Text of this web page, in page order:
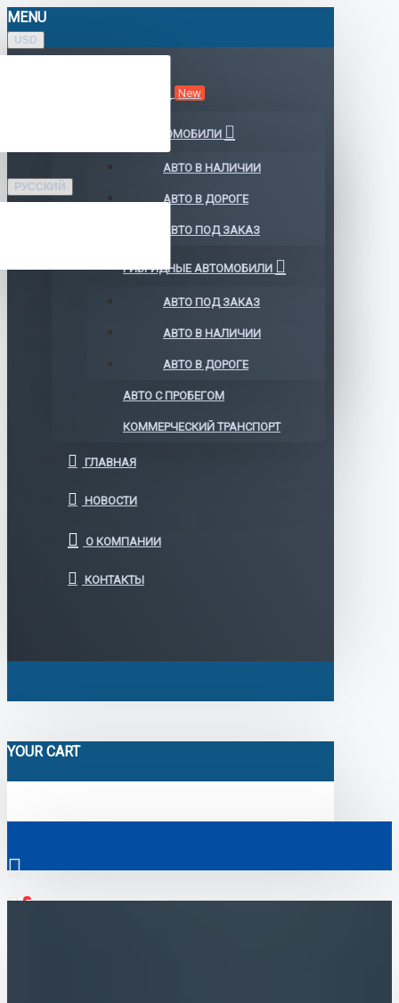
MENU
USD
РУССКИЙ
New
ЭЛЕКТРОМОБИЛИ
АВТО В НАЛИЧИИ
АВТО В ДОРОГЕ
АВТО ПОД ЗАКАЗ
ГИБРИДНЫЕ АВТОМОБИЛИ
АВТО ПОД ЗАКАЗ
АВТО В НАЛИЧИИ
АВТО В ДОРОГЕ
АВТО С ПРОБЕГОМ
КОММЕРЧЕСКИЙ ТРАНСПОРТ
ГЛАВНАЯ
НОВОСТИ
О КОМПАНИИ
КОНТАКТЫ
YOUR CART
0